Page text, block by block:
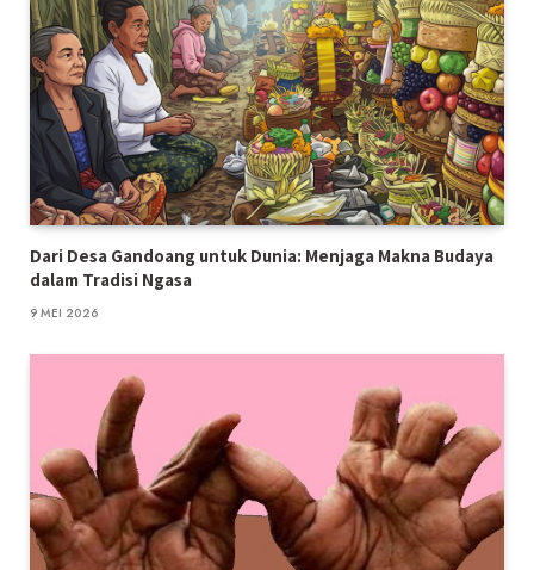
Dari Desa Gandoang untuk Dunia: Menjaga Makna Budaya
dalam Tradisi Ngasa
9 MEI 2026